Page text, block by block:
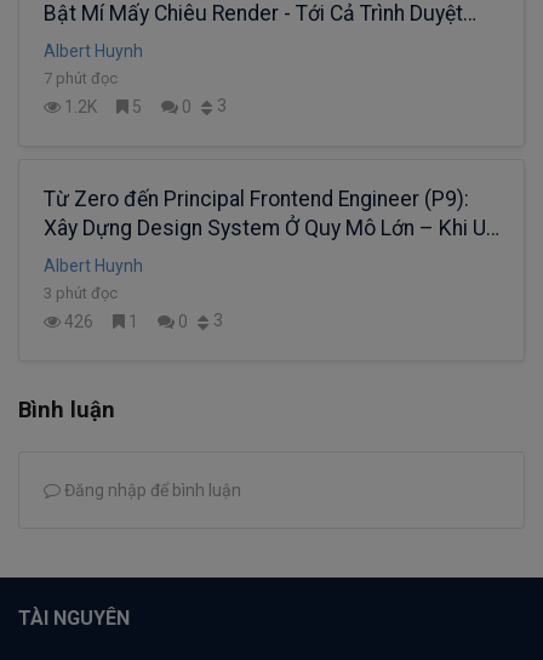
Bật Mí Mấy Chiêu Render - Tới Cả Trình Duyệt
Cũng Phải Gật Gù
Albert Huynh
7 phút đọc
1.2K 5 0 3
Từ Zero đến Principal Frontend Engineer (P9):
Xây Dựng Design System Ở Quy Mô Lớn – Khi UI
Trở Thành Một Sản Phẩm
Albert Huynh
3 phút đọc
426 1 0 3
Bình luận
Đăng nhập để bình luận
TÀI NGUYÊN